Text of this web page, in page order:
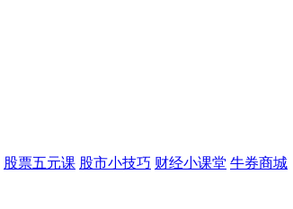
股票五元课 股市小技巧 财经小课堂 牛券商城